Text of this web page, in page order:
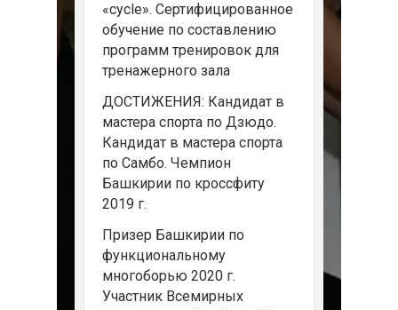
«cycle». Сертифицированное
обучение по составлению
программ тренировок для
тренажерного зала
ДОСТИЖЕНИЯ: Кандидат в
мастера спорта по Дзюдо.
Кандидат в мастера спорта
по Самбо. Чемпион
Башкирии по кроссфиту
2019 г.
Призер Башкирии по
функциональному
многоборью 2020 г.
Участник Всемирных